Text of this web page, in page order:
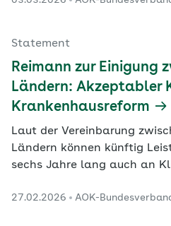
Statement
Reimann zur Einigung
Ländern: Akzeptabler
Krankenhausreform
Laut der Vereinbarung
Ländern können künftig
sechs Jahre lang auch an
Qualitätskriterien gar nicht
27.02.2026 AOK-